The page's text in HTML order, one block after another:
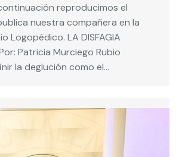
reproducimos el
nuestra compañera en la
Logopédico. LA DISFAGIA
Patricia Murciego Rubio
la deglución como el…